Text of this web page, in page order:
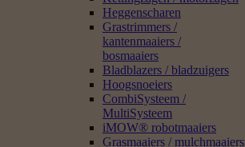
Heggenscharen
Grastrimmers /
kantenmaaiers /
bosmaaiers
Bladblazers / bladzuigers
Hoogsnoeiers
CombiSysteem /
MultiSysteem
iMOW® robotmaaiers
Grasmaaiers / mulchmaaiers